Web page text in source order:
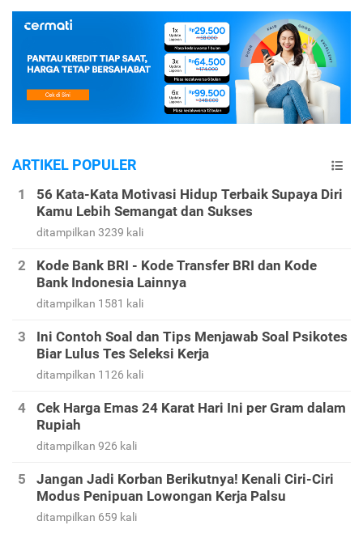
ARTIKEL POPULER
56 Kata-Kata Motivasi Hidup Terbaik Supaya Diri
Kamu Lebih Semangat dan Sukses
ditampilkan 3239 kali
Kode Bank BRI - Kode Transfer BRI dan Kode
Bank Indonesia Lainnya
ditampilkan 1581 kali
Ini Contoh Soal dan Tips Menjawab Soal Psikotes
Biar Lulus Tes Seleksi Kerja
ditampilkan 1126 kali
Cek Harga Emas 24 Karat Hari Ini per Gram dalam
Rupiah
ditampilkan 926 kali
Jangan Jadi Korban Berikutnya! Kenali Ciri-Ciri
Modus Penipuan Lowongan Kerja Palsu
ditampilkan 659 kali